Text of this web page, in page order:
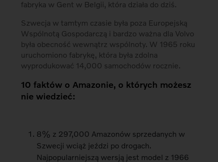
fabryka w Gent w Belgii, która działa do dziś.
Szwecja w tamtym czasie była poza Europejską
Wspólnotą Gospodarczą i bardzo ważna dla Volvo
była obecność wewnątrz wspólnoty. W 1965 roku
uruchomiono fabrykę, która była zdolna
wyprodukować 14,000 samochodów rocznie.
10 faktów o Amazonie, o których możesz
nie wiedzieć:
8% z 297,000 Amazonów sprzedanych w
Szwecji wciąż jeździ po drogach.
Najpopularniejszą wersją jest model z 1966